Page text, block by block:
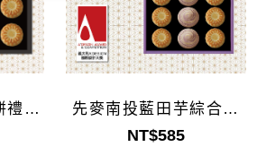
禮盒
先麥南投藍田芋綜合禮
盒9入(企業採購)
NT$585